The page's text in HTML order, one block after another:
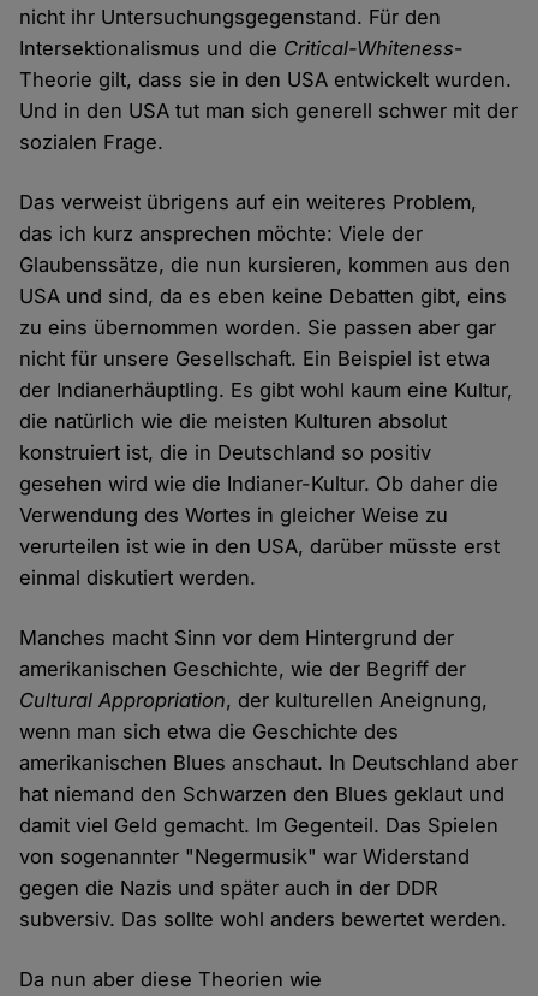
nicht ihr Untersuchungsgegenstand. Für den
Intersektionalismus und die Critical-Whiteness-
Theorie gilt, dass sie in den USA entwickelt wurden.
Und in den USA tut man sich generell schwer mit der
sozialen Frage.
Das verweist übrigens auf ein weiteres Problem,
das ich kurz ansprechen möchte: Viele der
Glaubenssätze, die nun kursieren, kommen aus den
USA und sind, da es eben keine Debatten gibt, eins
zu eins übernommen worden. Sie passen aber gar
nicht für unsere Gesellschaft. Ein Beispiel ist etwa
der Indianerhäuptling. Es gibt wohl kaum eine Kultur,
die natürlich wie die meisten Kulturen absolut
konstruiert ist, die in Deutschland so positiv
gesehen wird wie die Indianer-Kultur. Ob daher die
Verwendung des Wortes in gleicher Weise zu
verurteilen ist wie in den USA, darüber müsste erst
einmal diskutiert werden.
Manches macht Sinn vor dem Hintergrund der
amerikanischen Geschichte, wie der Begriff der
Cultural Appropriation, der kulturellen Aneignung,
wenn man sich etwa die Geschichte des
amerikanischen Blues anschaut. In Deutschland aber
hat niemand den Schwarzen den Blues geklaut und
damit viel Geld gemacht. Im Gegenteil. Das Spielen
von sogenannter "Negermusik" war Widerstand
gegen die Nazis und später auch in der DDR
subversiv. Das sollte wohl anders bewertet werden.
Da nun aber diese Theorien wie